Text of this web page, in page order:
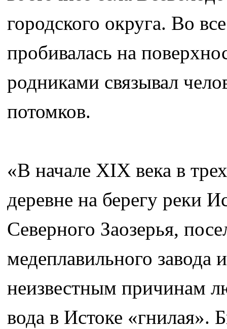
городского округа. Во
пробивалась на
родниками связывал
потомков.
«В начале XIX века в
деревне на берегу реки
Северного Заозерья,
медеплавильного
неизвестным причинам
вода в Истоке «гнилая».